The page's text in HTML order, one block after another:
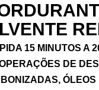
15 MINUTOS A
DE
ÓLEOS